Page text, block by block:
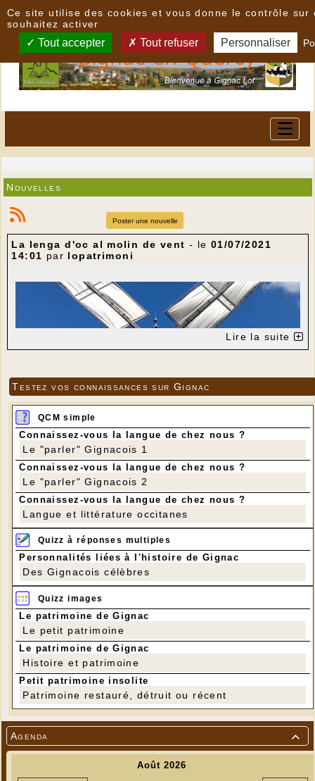

Agenda
Nouvelles
Poster une nouvelle
La lenga d'oc al molin de vent - le 01/07/2021
14:01 par lopatrimoni
Aqueste matin los visitaires eran vint-e-un del grupe
d'occitan de Maiçac per far una visita en lenga d'oc
del moulin de vent. Son estats aculhits pel molinier
Georges, Guy e Robert. An 'chabat de botar las
velas, virat la teulada, botat lo blat dins la tremièja,
escotat las explicacions. Lo molin faguèt de la
moudura. Fuguèron plan interessats et an trobat lo
site plan brave.
Anèron a miegjorn a Cressençac per minjar.
Lire la suite
Testez vos connaissances sur Gignac
QCM simple
Connaissez-vous la langue de chez nous ?
Le "parler" Gignacois 1
Connaissez-vous la langue de chez nous ?
Le "parler" Gignacois 2
Connaissez-vous la langue de chez nous ?
Langue et littérature occitanes
Quizz à réponses multiples
Personnalités liées à l'histoire de Gignac
Des Gignacois célèbres
Quizz images
Le patrimoine de Gignac
Le petit patrimoine
Le patrimoine de Gignac
Histoire et patrimoine
Petit patrimoine insolite
Patrimoine restauré, détruit ou récent
Ce site utilise des cookies et vous donne le contrôle sur
souhaitez activer
Tout accepter Tout refuser Personnaliser